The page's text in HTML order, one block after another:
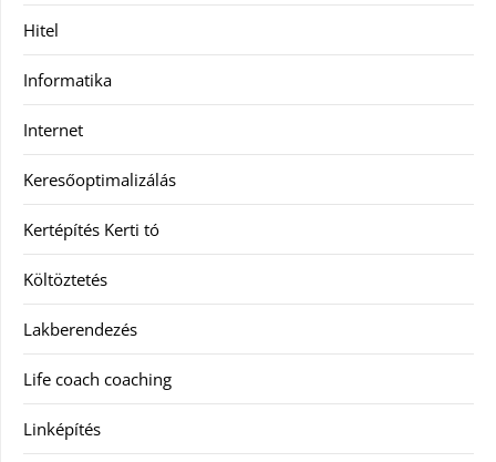
Hitel
Informatika
Internet
Keresőoptimalizálás
Kertépítés Kerti tó
Költöztetés
Lakberendezés
Life coach coaching
Linképítés